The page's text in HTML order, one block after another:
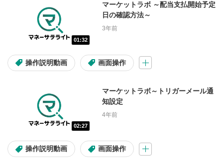
自社株買い 決算
アクティビスト
動画の種類
デイリー市況 個別銘柄情報
市況・全体相場
注目・人気動画
01:32
マーケットラボ ～配当支払開始予定
日の確認方法～
3年前
操作説明動画 画面操作
02:27
マーケットラボ～トリガーメール通
知設定
4年前
操作説明動画 画面操作